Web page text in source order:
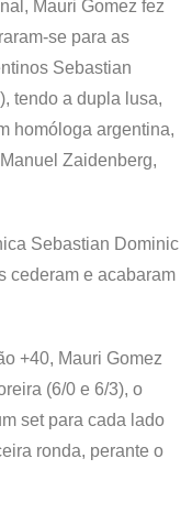
Mauri Gomez fez
se para as
Sebastian
tendo a dupla lusa,
homóloga argentina,
Zaidenberg,
Sebastian Dominic
cederam e acabaram
+40, Mauri Gomez
(6/0 e 6/3), o
set para cada lado
ronda, perante o